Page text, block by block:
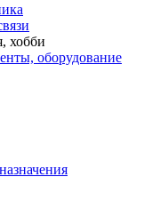
хобби
оборудование